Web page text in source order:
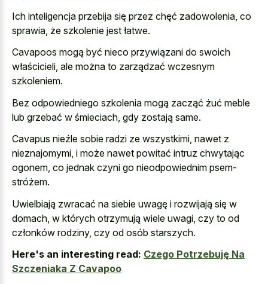
Ich inteligencja przebija się przez chęć zadowolenia, co
sprawia, że szkolenie jest łatwe.
Cavapoos mogą być nieco przywiązani do swoich
właścicieli, ale można to zarządzać wczesnym
szkoleniem.
Bez odpowiedniego szkolenia mogą zacząć żuć meble
lub grzebać w śmieciach, gdy zostają same.
Cavapus nieźle sobie radzi ze wszystkimi, nawet z
nieznajomymi, i może nawet powitać intruz chwytając
ogonem, co jednak czyni go nieodpowiednim psem-
stróżem.
Uwielbiają zwracać na siebie uwagę i rozwijają się w
domach, w których otrzymują wiele uwagi, czy to od
członków rodziny, czy od osób starszych.
Here's an interesting read: Czego Potrzebuję Na
Szczeniaka Z Cavapoo